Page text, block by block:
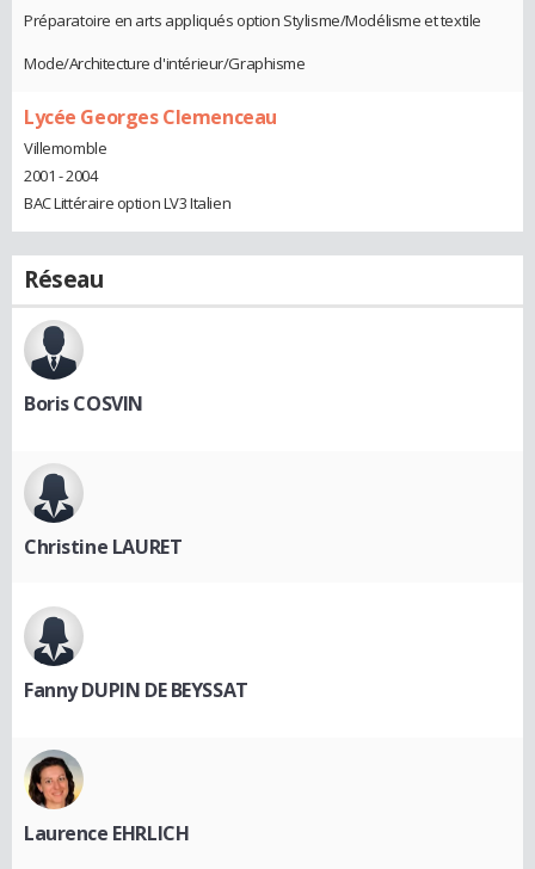
Préparatoire en arts appliqués option Stylisme/Modélisme et textile
Mode/Architecture d'intérieur/Graphisme
Lycée Georges Clemenceau
Villemomble
2001 - 2004
BAC Littéraire option LV3 Italien
Réseau
Boris COSVIN
Christine LAURET
Fanny DUPIN DE BEYSSAT
Laurence EHRLICH